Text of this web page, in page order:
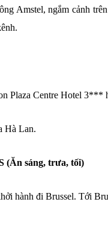
Amstel, ngắm cảnh
Plaza Centre Hotel 3***
Hà Lan.
(Ăn sáng, trưa, tối)
hành đi Brussel. Tới